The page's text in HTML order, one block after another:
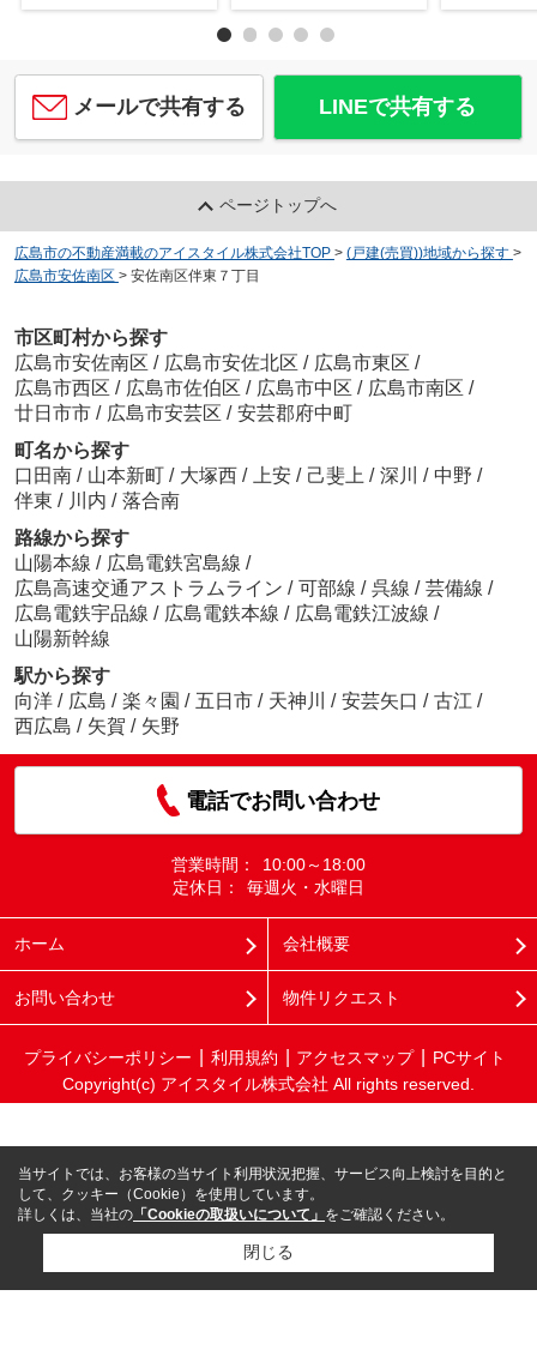
メールで共有する LINEで共有する
ページトップへ
広島市の不動産満載のアイスタイル株式会社TOP > (戸建(売買))地域から探す >
広島市安佐南区 > 安佐南区伴東７丁目
市区町村から探す
広島市安佐南区 / 広島市安佐北区 / 広島市東区 /
広島市西区 / 広島市佐伯区 / 広島市中区 / 広島市南区 /
廿日市市 / 広島市安芸区 / 安芸郡府中町
町名から探す
口田南 / 山本新町 / 大塚西 / 上安 / 己斐上 / 深川 / 中野 /
伴東 / 川内 / 落合南
路線から探す
山陽本線 / 広島電鉄宮島線 /
広島高速交通アストラムライン / 可部線 / 呉線 / 芸備線 /
広島電鉄宇品線 / 広島電鉄本線 / 広島電鉄江波線 /
山陽新幹線
駅から探す
向洋 / 広島 / 楽々園 / 五日市 / 天神川 / 安芸矢口 / 古江 /
西広島 / 矢賀 / 矢野
電話でお問い合わせ
営業時間：
10:00～18:00
定休日：
毎週火・水曜日
ホーム 会社概要
お問い合わせ 物件リクエスト
プライバシーポリシー 利用規約 アクセスマップ
PCサイト
Copyright(c) アイスタイル株式会社 All rights reserved.
当サイトでは、お客様の当サイト利用状況把握、サービス向上検討を目的と
して、クッキー（Cookie）を使用しています。
詳しくは、当社の 「Cookieの取扱いについて」 をご確認ください。
閉じる